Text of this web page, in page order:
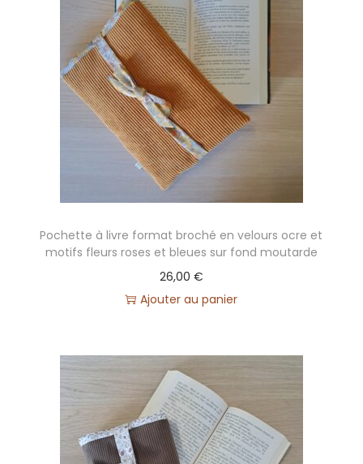
Pochette à livre format broché en velours ocre et
motifs fleurs roses et bleues sur fond moutarde
26,00 €
Ajouter au panier